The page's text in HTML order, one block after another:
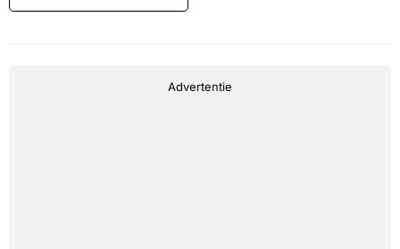
Advertentie